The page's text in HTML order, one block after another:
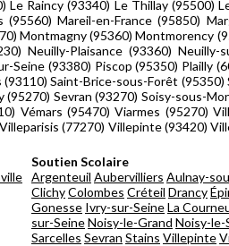
Le Raincy (93340) Le Thillay (95500)
(95560) Mareil-en-France (95850)
Montmagny (95360) Montmorency
Neuilly-Plaisance (93360)
(93380) Piscop (95350) Plailly
(93110) Saint-Brice-sous-Forêt
(95270) Sevran (93270) Soisy-sous-
Vémars (95470) Viarmes (95270)
(77270) Villepinte (93420)
Soutien Scolaire
Argenteuil Aubervilliers Aulnay-
ClichyColombes Créteil Drancy
Gonesse Ivry-sur-SeineLa
sur-SeineNoisy-le-Grand Noisy-le-
Sarcelles Sevran Stains Villepinte